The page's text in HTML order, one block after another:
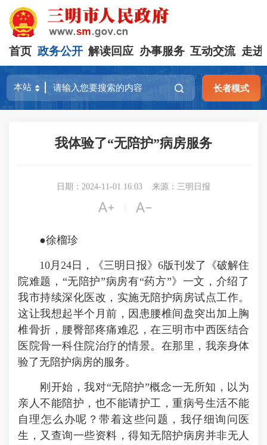
首页 政务公开 解读回应 办事服务 互动交流 走进
长者模式
我体验了“无陪护”病房服务
日期：2024-11-01 16:03 来源：三明日报
 
●徐榴珍
10月24日，《三明日报》6版刊发了《破解住
院难题，“无陪护”病房有“药方”》一文，介绍了
我市持续深化医改，实施无陪护病房试点工作。
这让我想起半个月前，因患腰椎间盘突出加上胸
椎骨折，腰臀部疼痛难忍，在三明市中西医结合
医院骨一科住院治疗的情景。在那里，我亲身体
验了无陪护病房的服务。
刚开始，我对“无陪护”概念一无所知，以为
亲人不能陪护，也不能请护工，重病号生活不能
自理怎么办呢？带着这些问题，我仔细询问医
生，又查询一些资料，得知无陪护病房并非无人